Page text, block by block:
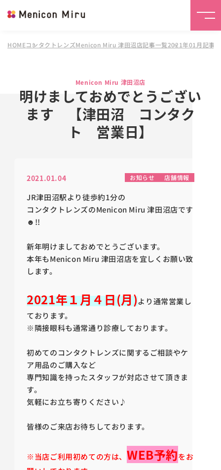
HOMEコンタクトレンズMenicon Miru 津田沼店記事一覧2021年01月記事
Menicon Miru 津田沼店
明けましておめでとうござい
ます 【津田沼 コンタク
ト 営業日】
2021.01.04 お知らせ 店舗情報
JR津田沼駅より徒歩約1分の
コンタクトレンズのMenicon Miru 津田沼店です
☻!!
新年明けましておめでとうございます。
本年もMenicon Miru 津田沼店を宜しくお願い致
します。
2021年１月４日(月)より通常営業し
ております。
※隣接眼科も通常通り診療しております。
初めてのコンタクトレンズに関するご相談やケ
ア用品のご購入など
専門知識を持ったスタッフが対応させて頂きま
す。
気軽にお立ち寄りください♪
皆様のご来店お待ちしております。
※当店ご利用初めての方は、 WEB予約をお